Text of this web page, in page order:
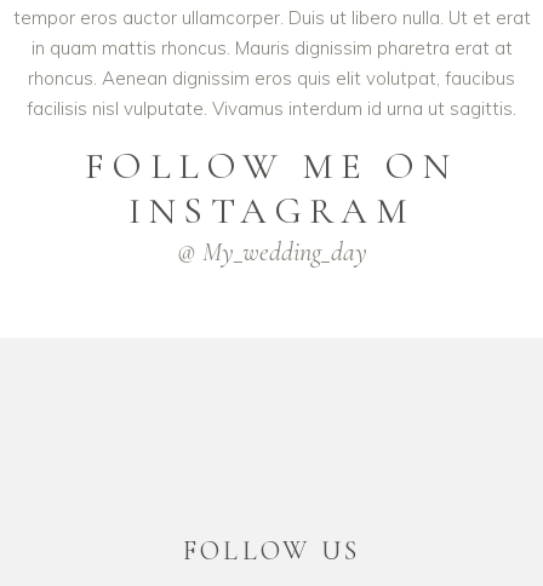
tempor eros auctor ullamcorper. Duis ut libero nulla. Ut et erat
in quam mattis rhoncus. Mauris dignissim pharetra erat at
rhoncus. Aenean dignissim eros quis elit volutpat, faucibus
facilisis nisl vulputate. Vivamus interdum id urna ut sagittis.
FOLLOW ME ON
INSTAGRAM
@ My_wedding_day
FOLLOW US